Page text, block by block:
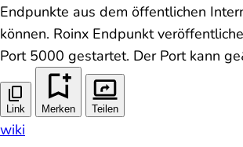
Endpunkte aus dem öffentlichen
können. Roinx Endpunkt
Port 5000 gestartet. Der Port kann
Link Merken Teilen
wiki